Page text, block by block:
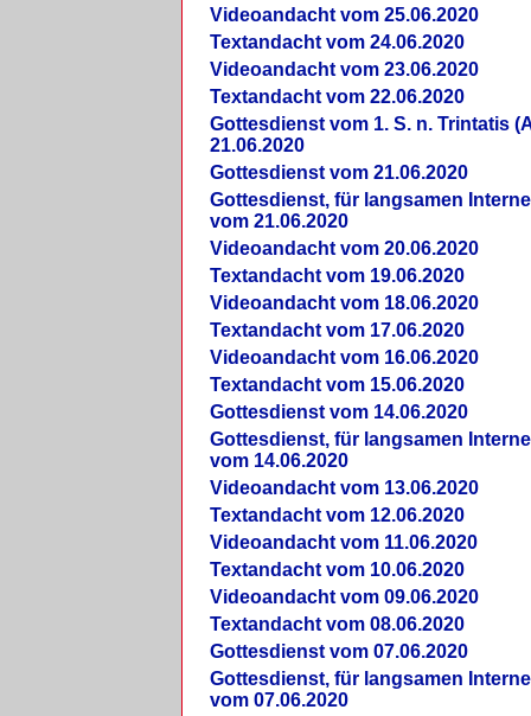
Videoandacht vom 25.06.2020
Textandacht vom 24.06.2020
Videoandacht vom 23.06.2020
Textandacht vom 22.06.2020
Gottesdienst vom 1. S. n. Trintatis
21.06.2020
Gottesdienst vom 21.06.2020
Gottesdienst, für langsamen
vom 21.06.2020
Videoandacht vom 20.06.2020
Textandacht vom 19.06.2020
Videoandacht vom 18.06.2020
Textandacht vom 17.06.2020
Videoandacht vom 16.06.2020
Textandacht vom 15.06.2020
Gottesdienst vom 14.06.2020
Gottesdienst, für langsamen
vom 14.06.2020
Videoandacht vom 13.06.2020
Textandacht vom 12.06.2020
Videoandacht vom 11.06.2020
Textandacht vom 10.06.2020
Videoandacht vom 09.06.2020
Textandacht vom 08.06.2020
Gottesdienst vom 07.06.2020
Gottesdienst, für langsamen
vom 07.06.2020